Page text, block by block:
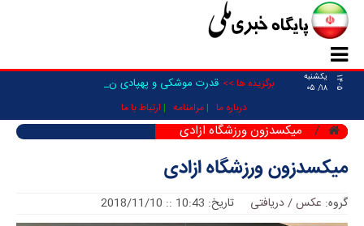
۱۴۰۵
یکشنبه
۱۸/ ۰۵
برگزیده ها >> قدرت موشکی و پهپادی نیرو‌ه _
درباره ما مرامنامه ارتباط با ما
میکسدزون ورزشگاه ازادی
میکسدزون ورزشگاه ازادی
گروه: عکس / دریافتی تاریخ: 10:43 :: 2018/11/10